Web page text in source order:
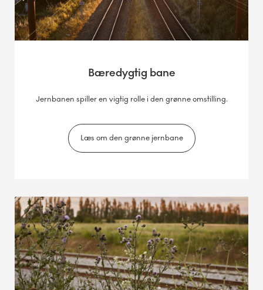
Bæredygtig bane
Jernbanen spiller en vigtig rolle i den grønne omstilling.
Læs om den grønne jernbane